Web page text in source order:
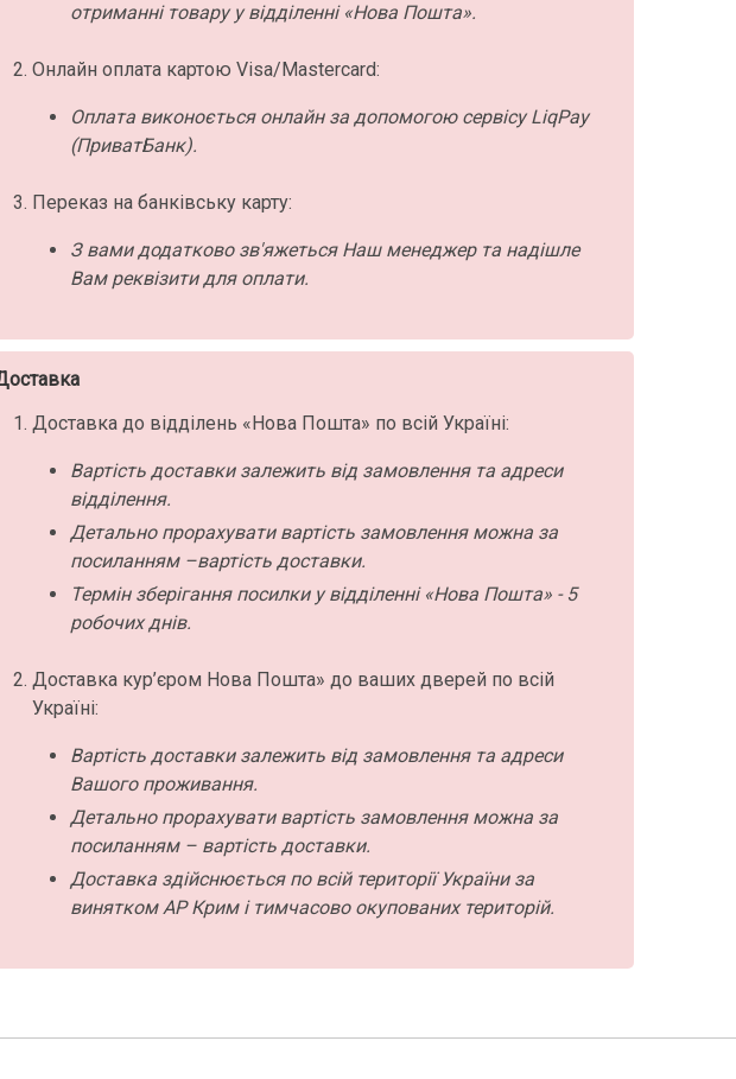
отриманні товару у відділенні «Нова Пошта».
Онлайн оплата картою Visa/Mastercard:
Оплата виконоється онлайн за допомогою сервісу LiqPay
(ПриватБанк).
Переказ на банківську карту:
З вами додатково зв'яжеться Наш менеджер та надішле
Вам реквізити для оплати.
Доставка до відділень «Нова Пошта» по всій Україні:
Вартість доставки залежить від замовлення та адреси
відділення.
Детально прорахувати вартість замовлення можна за
посиланням –вартість доставки.
Термін зберігання посилки у відділенні «Нова Пошта» - 5
робочих днів.
Доставка кур’єром Нова Пошта» до ваших дверей по всій
Україні:
Вартість доставки залежить від замовлення та адреси
Вашого проживання.
Детально прорахувати вартість замовлення можна за
посиланням – вартість доставки.
Доставка здійснюється по всій території України за
винятком АР Крим і тимчасово окупованих територій.